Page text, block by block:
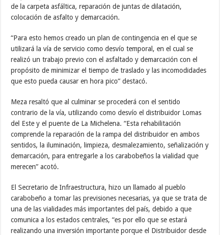
de la carpeta asfáltica, reparación de juntas de dilatación,
colocación de asfalto y demarcación.
“Para esto hemos creado un plan de contingencia en el que se
utilizará la vía de servicio como desvío temporal, en el cual se
realizó un trabajo previo con el asfaltado y demarcación con el
propósito de minimizar el tiempo de traslado y las incomodidades
que esto pueda causar en hora pico” destacó.
Meza resaltó que al culminar se procederá con el sentido
contrario de la vía, utilizando como desvío el distribuidor Lomas
del Este y el puente de La Michelena. “Esta rehabilitación
comprende la reparación de la rampa del distribuidor en ambos
sentidos, la iluminación, limpieza, desmalezamiento, señalización y
demarcación, para entregarle a los carabobeños la vialidad que
merecen” acotó.
El Secretario de Infraestructura, hizo un llamado al pueblo
carabobeño a tomar las previsiones necesarias, ya que se trata de
una de las vialidades más importantes del país, debido a que
comunica a los estados centrales, “es por ello que se estará
realizando una inversión importante porque el Distribuidor desde